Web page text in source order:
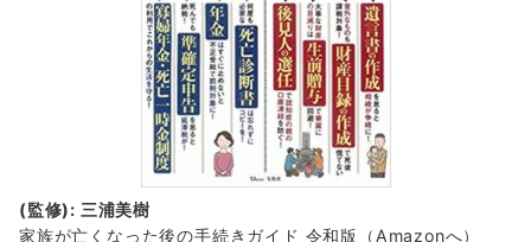
(監修): 三浦美樹
家族が亡くなった後の手続きガイド 令和版（Amazonへ）